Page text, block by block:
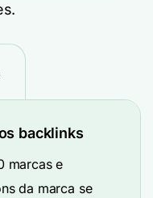
backlinks
marcas e
da marca se